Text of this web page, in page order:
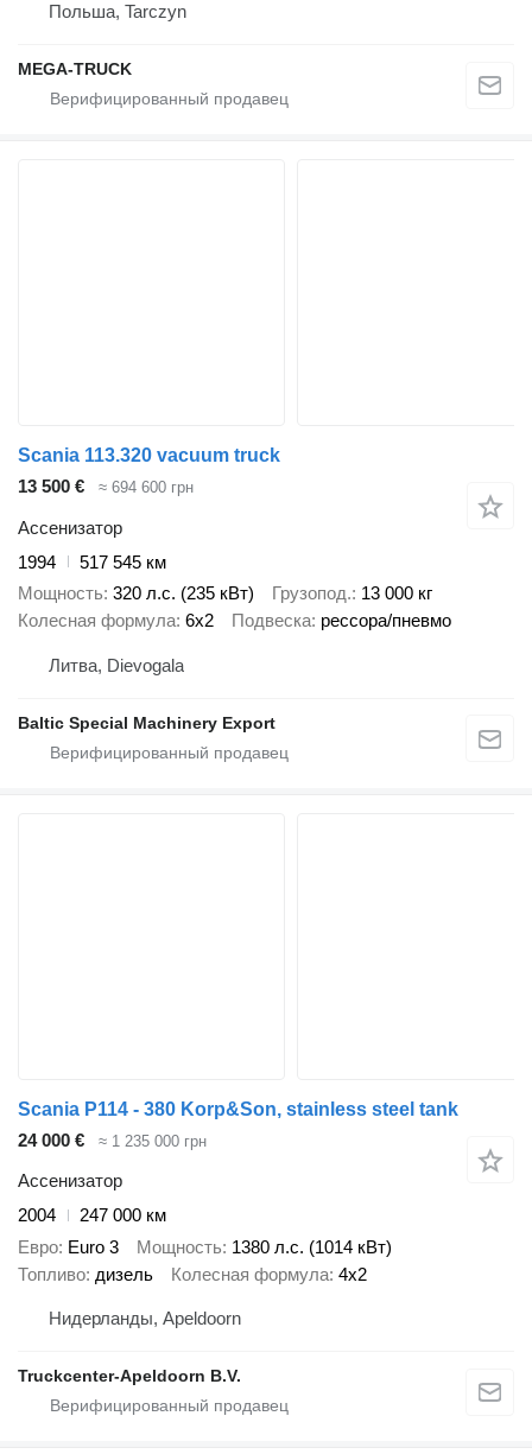
Польша, Tarczyn
MEGA-TRUCK
Scania 113.320 vacuum truck
13 500 €
≈ 694 600 грн
Ассенизатор
1994
517 545 км
Мощность 320 л.с. (235 кВт) Грузопод. 13 000 кг
Колесная формула 6x2 Подвеска рессора/пневмо
Литва, Dievogala
Baltic Special Machinery Export
Scania P114 - 380 Korp&Son, stainless steel tank
24 000 €
≈ 1 235 000 грн
Ассенизатор
2004
247 000 км
Евро Euro 3 Мощность 1380 л.с. (1014 кВт)
Топливо дизель Колесная формула 4x2
Нидерланды, Apeldoorn
Truckcenter-Apeldoorn B.V.